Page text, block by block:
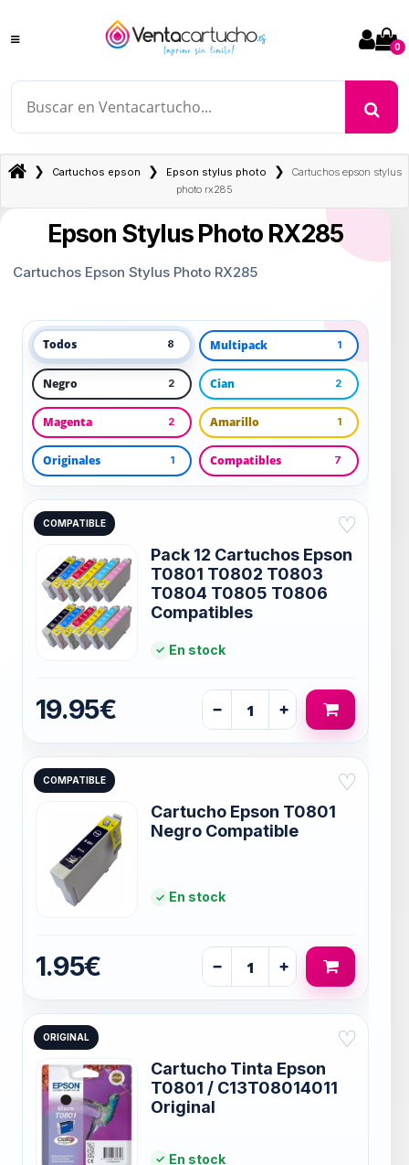
0
❯ Cartuchos epson ❯ Epson stylus photo ❯
Cartuchos epson stylus
photo rx285
Epson Stylus Photo RX285
Cartuchos Epson Stylus Photo RX285
Todos 8 Multipack 1
Negro 2 Cian 2
Magenta 2 Amarillo 1
Originales 1 Compatibles 7
COMPATIBLE ♡
Pack 12 Cartuchos Epson
T0801 T0802 T0803
T0804 T0805 T0806
Compatibles
En stock
19.95€ − +
COMPATIBLE ♡
Cartucho Epson T0801
Negro Compatible
En stock
1.95€ − +
ORIGINAL ♡
Cartucho Tinta Epson
T0801 / C13T08014011
Original
En stock